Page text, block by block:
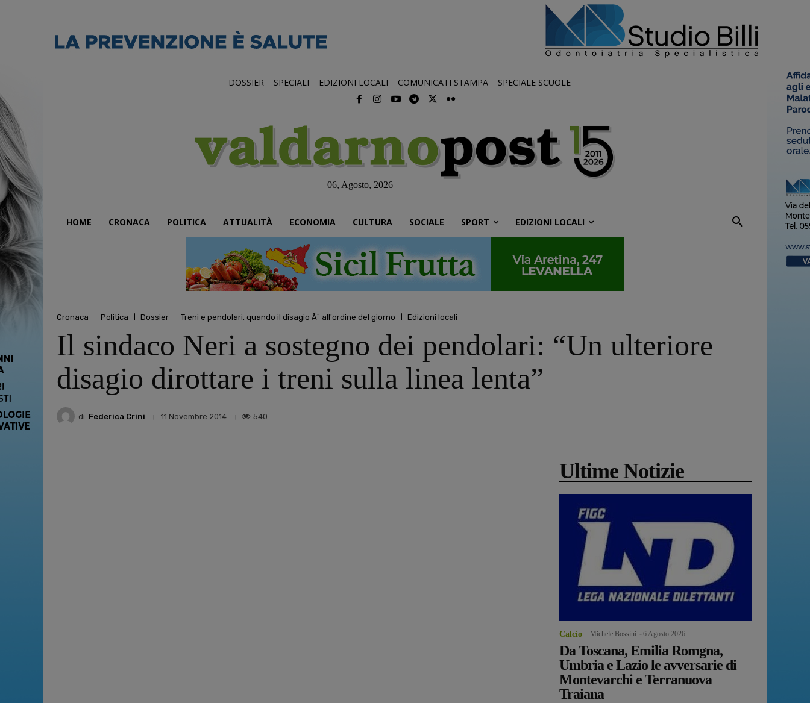
DOSSIER SPECIALI EDIZIONI LOCALI COMUNICATI STAMPA SPECIALE SCUOLE
06, Agosto, 2026
HOME CRONACA POLITICA ATTUALITÀ ECONOMIA CULTURA SOCIALE SPORT EDIZIONI LOCALI
Cronaca Politica Dossier Treni e pendolari, quando il disagio Ã¨ all'ordine del giorno Edizioni locali
Il sindaco Neri a sostegno dei pendolari: “Un ulteriore
disagio dirottare i treni sulla linea lenta”
di Federica Crini 11 Novembre 2014 540
Ultime Notizie
Calcio Michele Bossini 6 Agosto 2026
Da Toscana, Emilia Romgna,
Umbria e Lazio le avversarie di
Montevarchi e Terranuova
Traiana